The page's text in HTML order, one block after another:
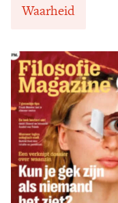
Waarheid